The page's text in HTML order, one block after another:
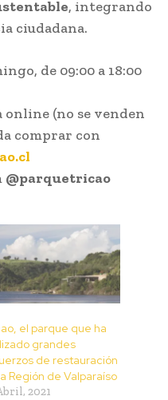
, integrando
ciudadana.
de 09:00 a 18:00
(no se venden
comprar con
@parquetricao
el parque que ha
grandes
de restauración
Región de Valparaíso
2021